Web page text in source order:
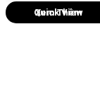
Quick View